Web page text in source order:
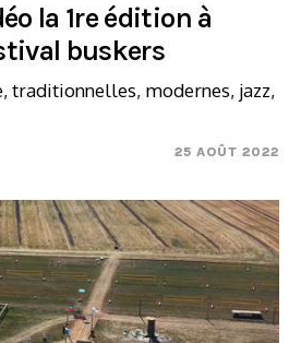
la 1re édition à
buskers
traditionnelles, modernes, jazz,
25 AOÛT 2022